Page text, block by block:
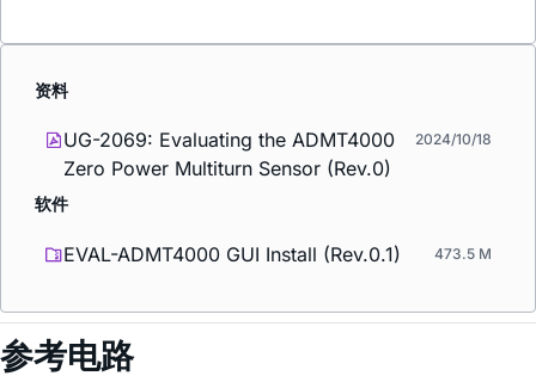
资料
UG-2069: Evaluating the ADMT4000
Zero Power Multiturn Sensor (Rev.0)
2024/10/18
软件
EVAL-ADMT4000 GUI Install (Rev.0.1) 473.5 M
参考电路